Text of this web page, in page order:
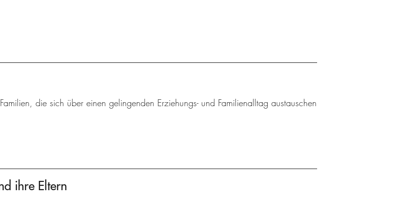
die sich über einen gelingenden Erziehungs- und Familienalltag austauschen
ihre Eltern